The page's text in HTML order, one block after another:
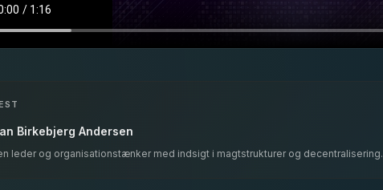
Birkebjerg Andersen
leder og organisationstænker med indsigt i magtstrukturer og decentralisering.